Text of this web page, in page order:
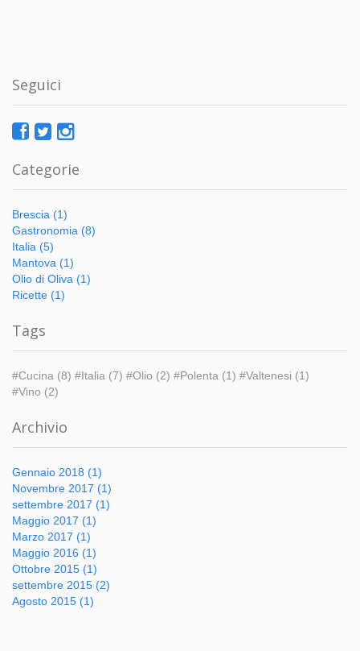
Seguici
Categorie
Brescia (1)
Gastronomia (8)
Italia (5)
Mantova (1)
Olio di Oliva (1)
Ricette (1)
Tags
#Cucina (8) #Italia (7) #Olio (2) #Polenta (1) #Valtenesi (1)
#Vino (2)
Archivio
Gennaio 2018 (1)
Novembre 2017 (1)
settembre 2017 (1)
Maggio 2017 (1)
Marzo 2017 (1)
Maggio 2016 (1)
Ottobre 2015 (1)
settembre 2015 (2)
Agosto 2015 (1)